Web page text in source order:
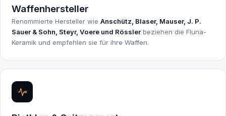
Waffenhersteller
Renommierte Hersteller wieAnschütz, Blaser, Mauser, J. P.
Sauer & Sohn, Steyr, Voere und Rössler beziehen die Fluna-
Keramik und empfehlen sie für ihre Waffen.